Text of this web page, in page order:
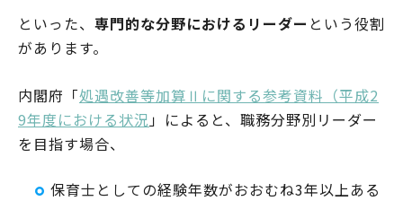
といった、 専門的な分野におけるリーダー という役割
があります。
内閣府「処遇改善等加算Ⅱに関する参考資料（平成2
9年度における状況」によると、職務分野別リーダー
を目指す場合、
保育士としての経験年数がおおむね3年以上ある